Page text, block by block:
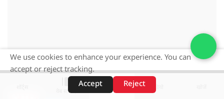
वेब स्टोरीज़
We use cookies to enhance your experience. You can
accept or reject tracking.
Accept
Reject